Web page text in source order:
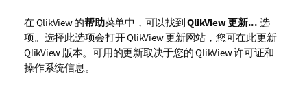
在 QlikView的帮助菜单中，可以找到QlikView 更新... 选
项。选择此选项会打开 QlikView 更新网站，您可在此更新
QlikView 版本。可用的更新取决于您的 QlikView 许可证和
操作系统信息。